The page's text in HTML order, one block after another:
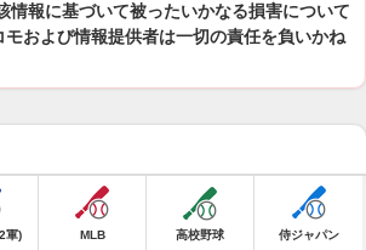
情報に基づいて被ったいかなる損害について
モおよび情報提供者は一切の責任を負いかね
軍) MLB 高校野球 侍ジャパン